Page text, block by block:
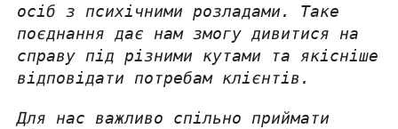
осіб з психічними розладами. Таке
поєднання дає нам змогу дивитися на
справу під різними кутами та якісніше
відповідати потребам клієнтів.
Для нас важливо спільно приймати